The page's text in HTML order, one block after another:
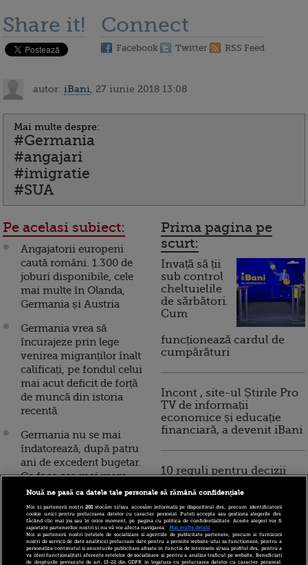
Share it! Connect
Facebook Twitter RSS Feed
autor: iBani , 27 iunie 2018 13:08
Mai multe despre:
#Germania
#angajari
#imigratie
#SUA
Pe acelasi subiect:
Angajatorii europeni
caută români. 1.300 de
joburi disponibile, cele
mai multe în Olanda,
Germania și Austria
Germania vrea să
încurajeze prin lege
venirea migranților înalt
calificați, pe fondul celui
mai acut deficit de forță
de muncă din istoria
recentă
Germania nu se mai
îndatorează, după patru
ani de excedent bugetar.
Ce face cea mai mare
economie europeană cu
excesul de bani
Record de locuri de
muncă vacante în
Germania. Ce sunt
Prima pagina pe
scurt:
Invață să ții
sub control
cheltuielile
de sărbători.
Cum
funcționează cardul de
cumpărături
Incont , site-ul Știrile Pro
TV de informații
economice și educație
financiară, a devenit iBani
10 reguli pentru decizii
Nouă ne pasă ca datele tale personale să rămână confidențiale
Noi și partenerii noștri201stocăm și/sau accesăm informații pe dispozitivul dvs., precum identificatorii
cookie unici pentru prelucrarea datelor cu caracter personal. Puteți accepta sau gestiona alegerile dvs.
făcând clic mai jos sau în orice moment, pe pagina cu politica de confidențialitate. Aceste alegeri vor fi
raportate partenerilor noștri și nu vă vor afecta navigarea.
Mai multe detalii
Noi si partenerii nostri (retelele de socializare si agentiile de publicitate partenere, precum si furnizorii
nostri de servicii de date analitice) prelucram date pentru a permite website-ului sa functioneze, pentru a
personaliza continutul si anunturile publicitare afisate in functie de interesele si/sau profilul dvs., pentru a
va oferi functionalitati aferente retelelor de socializare si pentru a analiza traficul pe website. Beneficiati
de drepturile prevazute de art. 15-22 din GDPR in legatura cu prelucrarea datelor cu caracter personal.